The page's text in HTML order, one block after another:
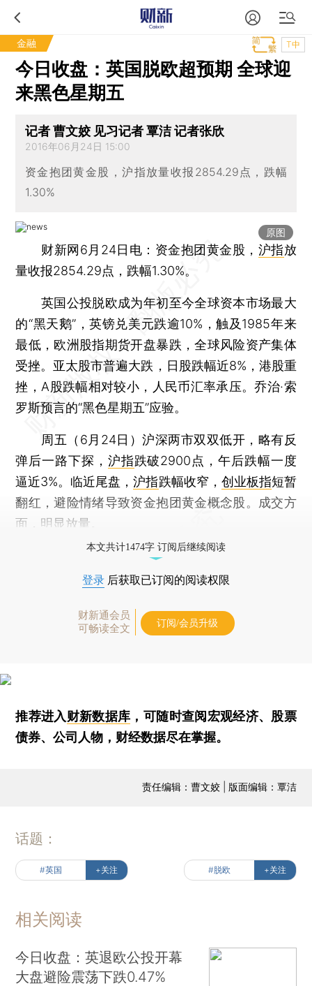
金融 T中
今日收盘：英国脱欧超预期 全球迎
来黑色星期五
记者 曹文姣 见习记者 覃洁 记者张欣
2016年06月24日 15:00
资金抱团黄金股，沪指放量收报2854.29点，跌幅
1.30%
原图
财新网6月24日电：资金抱团黄金股， 沪指放
量收报2854.29点，跌幅1.30%。
英国公投脱欧成为年初至今全球资本市场最大
的“黑天鹅”，英镑兑美元跌逾10%，触及1985年来
最低，欧洲股指期货开盘暴跌，全球风险资产集体
受挫。亚太股市普遍大跌，日股跌幅近8%，港股重
挫，A股跌幅相对较小，人民币汇率承压。乔治·索
罗斯预言的“黑色星期五”应验。
周五（6月24日）沪深两市双双低开，略有反
弹后一路下探， 沪指跌破2900点，午后跌幅一度
逼近3%。临近尾盘，沪指跌幅收窄， 创业板指短暂
翻红，避险情绪导致资金抱团黄金概念股。成交方
面，明显放量。
本文共计1474字 订阅后继续阅读
登录 后获取已订阅的阅读权限
财新通会员
可畅读全文
订阅/会员升级
推荐进入财新数据库 ，可随时查阅宏观经济、股票
债券、公司人物，财经数据尽在掌握。
责任编辑：曹文姣 | 版面编辑：覃洁
话题：
#英国 +关注 #脱欧 +关注
相关阅读
今日收盘：英退欧公投开幕
大盘避险震荡下跌0.47%